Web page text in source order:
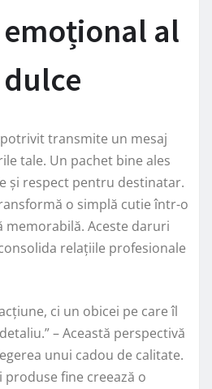
al
transmite un mesaj
tale. Un pachet bine ales
și respect pentru destinatar.
o simplă cutie într-o
memorabilă. Aceste daruri
relațiile profesionale
ci un obicei pe care îl
– Această perspectivă
unui cadou de calitate.
produse fine creează o